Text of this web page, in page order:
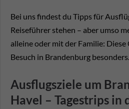
Bei uns findest du Tipps für
Reiseführer stehen – aber umso
alleine oder mit der Familie:
Besuch in Brandenburg besonders.
Ausflugsziele um
Havel – Tagestrips in